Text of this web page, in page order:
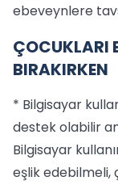
ebeveynlere
ÇOCUKLARI
BIRAKIRKEN
* Bilgisayar
destek olabilir
Bilgisayar
eşlik